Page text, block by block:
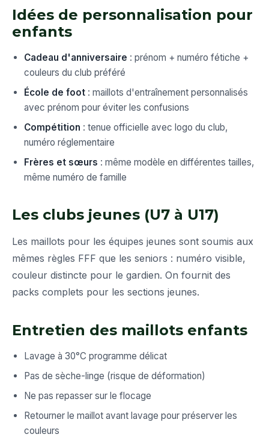
Idées de personnalisation pour
enfants
Cadeau d'anniversaire : prénom + numéro fétiche +
couleurs du club préféré
École de foot : maillots d'entraînement personnalisés
avec prénom pour éviter les confusions
Compétition : tenue officielle avec logo du club,
numéro réglementaire
Frères et sœurs : même modèle en différentes tailles,
même numéro de famille
Les clubs jeunes (U7 à U17)
Les maillots pour les équipes jeunes sont soumis aux
mêmes règles FFF que les seniors : numéro visible,
couleur distincte pour le gardien. On fournit des
packs complets pour les sections jeunes.
Entretien des maillots enfants
Lavage à 30°C programme délicat
Pas de sèche-linge (risque de déformation)
Ne pas repasser sur le flocage
Retourner le maillot avant lavage pour préserver les
couleurs